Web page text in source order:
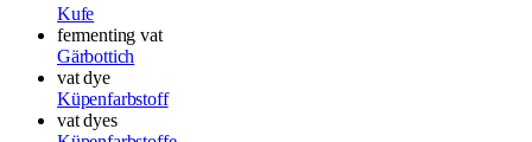
Kufe
fermenting vat
Gärbottich
vat dye
Küpenfarbstoff
vat dyes